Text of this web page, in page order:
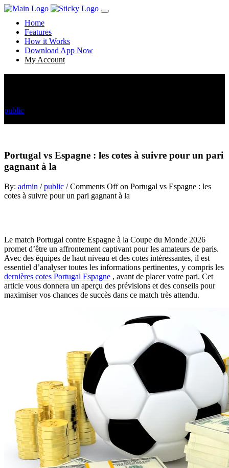
Home
Features
How it Works
Download App Now
My Account
public
Portugal vs Espagne : les cotes à suivre pour un pari
gagnant à la
By: admin / public / Comments Offon Portugal vs Espagne : les
cotes à suivre pour un pari gagnant à la
Le match Portugal contre Espagne à la Coupe du Monde 2026
promet d’être un affrontement captivant pour les amateurs de paris.
Avec des équipes de haut niveau et des cotes intéressantes, il est
essentiel d’analyser toutes les informations pertinentes, y compris les
dernières cotes Portugal Espagne , avant de placer votre pari. Cet
article vous donnera un aperçu des prévisions et des conseils pour
maximiser vos chances de succès dans ce match très attendu.